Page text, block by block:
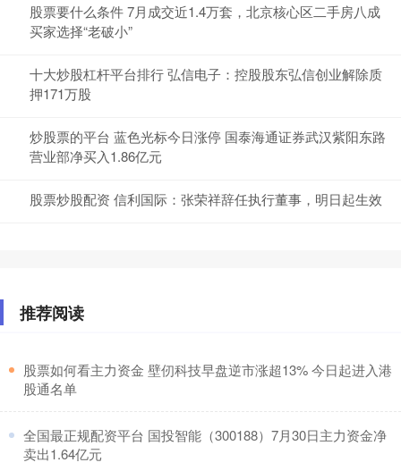
股票要什么条件 7月成交近1.4万套，北京核心区二手房八成
买家选择“老破小”
十大炒股杠杆平台排行 弘信电子：控股股东弘信创业解除质
押171万股
炒股票的平台 蓝色光标今日涨停 国泰海通证券武汉紫阳东路
营业部净买入1.86亿元
股票炒股配资 信利国际：张荣祥辞任执行董事，明日起生效
推荐阅读
​股票如何看主力资金 壁仞科技早盘逆市涨超13% 今日起进入港
股通名单
​全国最正规配资平台 国投智能（300188）7月30日主力资金净
卖出1.64亿元